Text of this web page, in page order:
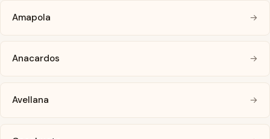
Amapola →
Anacardos →
Avellana →